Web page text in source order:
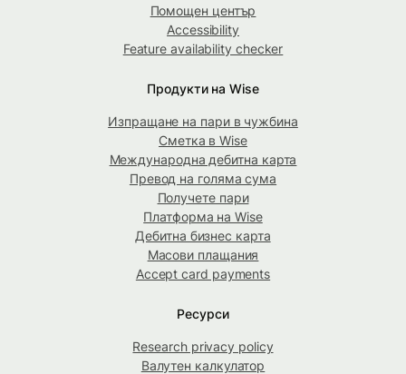
Помощен център
Accessibility
Feature availability checker
Продукти на Wise
Изпращане на пари в чужбина
Сметка в Wise
Международна дебитна карта
Превод на голяма сума
Получете пари
Платформа на Wise
Дебитна бизнес карта
Масови плащания
Accept card payments
Ресурси
Research privacy policy
Валутен калкулатор